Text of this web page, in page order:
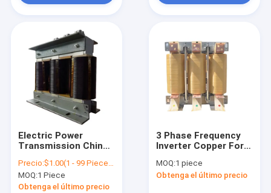
Electric Power
Transmission China
Harmonic Filter
Reactor Price
Detuned Reactor
Precio:$1.00(1 - 99 Pieces) $0.80(100 - 999 Pieces) $0.30(>=1000 Pieces)
MOQ:1 Piece
Obtenga el último precio
3 Phase Frequency
Inverter Copper For
Frequency Inverter
Distributors DC
MOQ:1 piece
Obtenga el último precio